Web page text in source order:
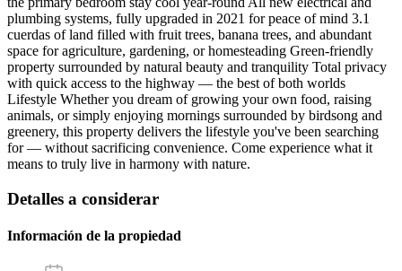
plumbing systems, fully upgraded in 2021 for peace of mind 3.1
cuerdas of land filled with fruit trees, banana trees, and abundant
space for agriculture, gardening, or homesteading Green-friendly
property surrounded by natural beauty and tranquility Total privacy
with quick access to the highway — the best of both worlds
Lifestyle Whether you dream of growing your own food, raising
animals, or simply enjoying mornings surrounded by birdsong and
greenery, this property delivers the lifestyle you've been searching
for — without sacrificing convenience. Come experience what it
means to truly live in harmony with nature.
Detalles a considerar
Información de la propiedad